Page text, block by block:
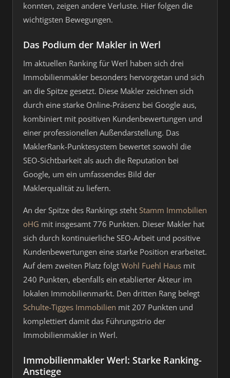
konnten, zeigen andere Verluste. Hier folgen die
wichtigsten Bewegungen.
Das Podium der Makler in Werl
Im aktuellen Ranking für Werl haben sich drei
Immobilienmakler besonders hervorgetan und sich
an die Spitze gesetzt. Diese Makler zeichnen sich
durch eine starke Online-Präsenz bei Google aus,
kombiniert mit positiven Kundenbewertungen und
einer professionellen Außendarstellung. Das
MaklerRank-Punktesystem bewertet sowohl die
SEO-Sichtbarkeit als auch die Reputation bei
Google, um ein umfassendes Bild der
Maklerqualität zu liefern.
An der Spitze des Rankings steht Stamm Immobilien
oHG mit insgesamt 776 Punkten. Dieser Makler hat
sich durch kontinuierliche SEO-Arbeit und positive
Kundenbewertungen eine starke Position erarbeitet.
Auf dem zweiten Platz folgt Wohl Fuehl Haus mit
240 Punkten, ebenfalls ein etablierter Akteur im
lokalen Immobilienmarkt. Den dritten Rang belegt
Schulte-Tigges Immobilien mit 207 Punkten und
komplettiert damit das Führungstrio der
Immobilienmakler in Werl.
Immobilienmakler Werl: Starke Ranking-
Anstiege